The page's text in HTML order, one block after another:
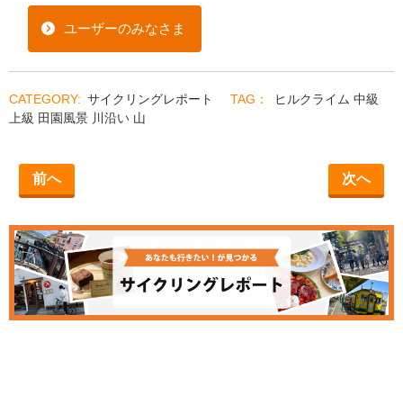
ユーザーのみなさま
サイクリングレポート ヒルクライム 中級
上級 田園風景 川沿い 山
前へ 次へ